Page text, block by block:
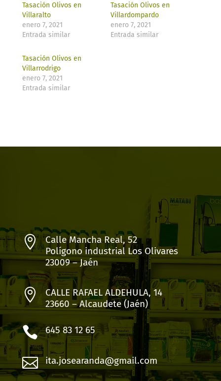
Tasación Olivos en
Villaralto
enero 7, 2021
Entrada similar
Tasación Olivos en
Villardompardo
enero 7, 2021
Entrada similar
Tasación Olivos en
Villarrodrigo
enero 7, 2021
Entrada similar

Calle Mancha Real, 52
Polígono industrial Los Olivares
23009 – Jaén

CALLE RAFAEL ALDEHULA, 14
23660 – Alcaudete (Jaén)
 645 83 12 65
 ita.josearanda@gmail.com